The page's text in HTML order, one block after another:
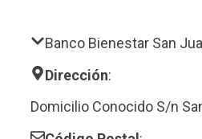
Banco Bienestar San
Dirección:
Domicilio Conocido S/n